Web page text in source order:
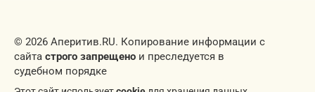
© 2026 Аперитив.RU. Копирование информации с
сайта строго запрещено и преследуется в
судебном порядке